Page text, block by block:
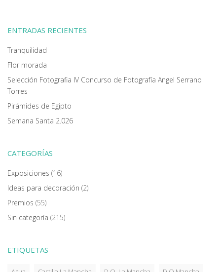
ENTRADAS RECIENTES
Tranquilidad
Flor morada
Selección Fotografia IV Concurso de Fotografía Angel Serrano
Torres
Pirámides de Egipto
Semana Santa 2.026
CATEGORÍAS
Exposiciones (16)
Ideas para decoración (2)
Premios (55)
Sin categoría (215)
ETIQUETAS